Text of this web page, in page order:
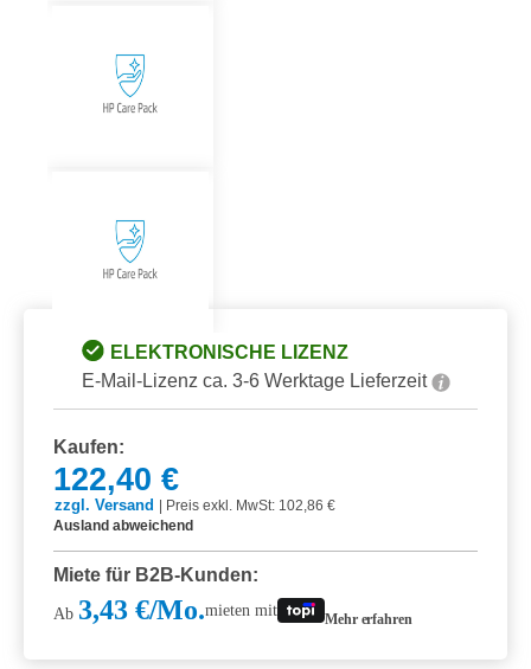
ELEKTRONISCHE LIZENZ
E-Mail-Lizenz ca. 3-6 Werktage Lieferzeit
Kaufen:
122,40 €
zzgl. Versand
Preis exkl. MwSt: 102,86 €
Ausland abweichend
Miete für B2B-Kunden:
Ab 3,43 €/Mo.mieten mit Mehr erfahren